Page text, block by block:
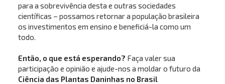
para a sobrevivência desta e outras sociedades
científicas – possamos retornar a população brasileira
os investimentos em ensino e beneficiá-la como um
todo.
Então, o que está esperando? Faça valer sua
participação e opinião e ajude-nos a moldar o futuro da
Ciência das Plantas Daninhas no Brasil